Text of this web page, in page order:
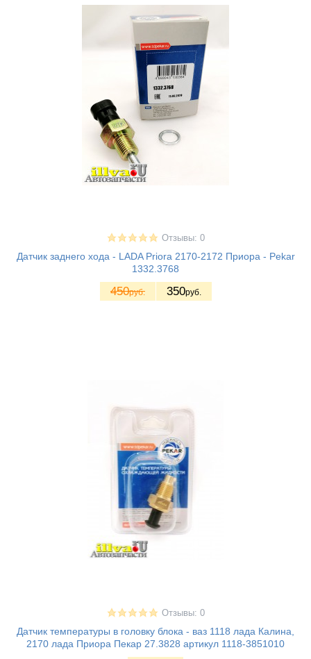
Отзывы: 0
Датчик заднего хода - LADA Priora 2170-2172 Приора - Pekar
1332.3768
450руб. 350руб.
Отзывы: 0
Датчик температуры в головку блока - ваз 1118 лада Калина,
2170 лада Приора Пекар 27.3828 артикул 1118-3851010